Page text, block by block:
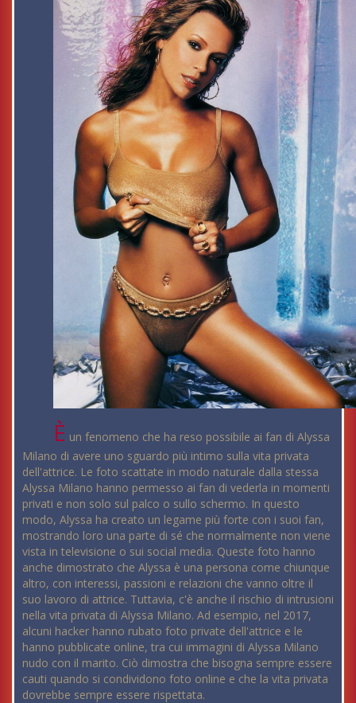
È un fenomeno che ha reso possibile ai fan di Alyssa
Milano di avere uno sguardo più intimo sulla vita privata
dell'attrice. Le foto scattate in modo naturale dalla stessa
Alyssa Milano hanno permesso ai fan di vederla in momenti
privati e non solo sul palco o sullo schermo. In questo
modo, Alyssa ha creato un legame più forte con i suoi fan,
mostrando loro una parte di sé che normalmente non viene
vista in televisione o sui social media. Queste foto hanno
anche dimostrato che Alyssa è una persona come chiunque
altro, con interessi, passioni e relazioni che vanno oltre il
suo lavoro di attrice. Tuttavia, c'è anche il rischio di intrusioni
nella vita privata di Alyssa Milano. Ad esempio, nel 2017,
alcuni hacker hanno rubato foto private dell'attrice e le
hanno pubblicate online, tra cui immagini di Alyssa Milano
nudo con il marito. Ciò dimostra che bisogna sempre essere
cauti quando si condividono foto online e che la vita privata
dovrebbe sempre essere rispettata.